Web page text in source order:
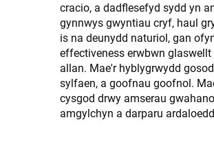
cracio, a dadflesefyd sydd yn
gynnwys gwyntiau cryf, haul
is na deunydd naturiol, gan
effectiveness erwbwn
allan. Mae'r hyblygrwydd
sylfaen, a goofnau goofnol.
cysgod drwy amserau
amgylchyn a darparu